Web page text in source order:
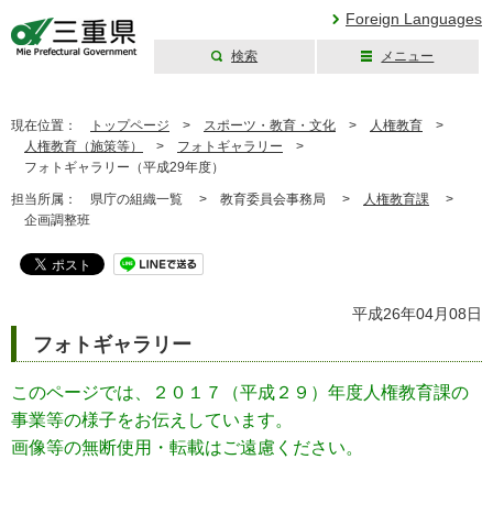
Foreign Languages
検索 メニュー
現在位置： トップページ > スポーツ・教育・文化 > 人権教育 >
人権教育（施策等）
> フォトギャラリー >
フォトギャラリー（平成29年度）
担当所属： 県庁の組織一覧 > 教育委員会事務局 > 人権教育課 >
企画調整班
平成26年04月08日
フォトギャラリー
このページでは、２０１７（平成２９）年度人権教育課の
事業等の様子をお伝えしています。
画像等の無断使用・転載はご遠慮ください。